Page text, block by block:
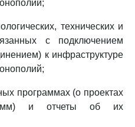
технических и
с подключением
к инфраструктуре
программах (о проектах
и отчеты об их